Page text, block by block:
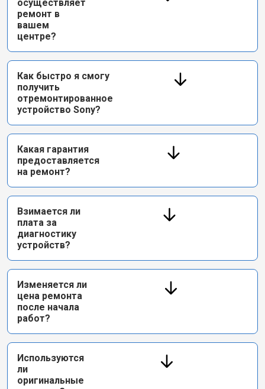
осуществляет
ремонт в
вашем
центре?
Как быстро я смогу
получить
отремонтированное
устройство Sony?
Какая гарантия
предоставляется
на ремонт?
Взимается ли
плата за
диагностику
устройств?
Изменяется ли
цена ремонта
после начала
работ?
Используются
ли
оригинальные